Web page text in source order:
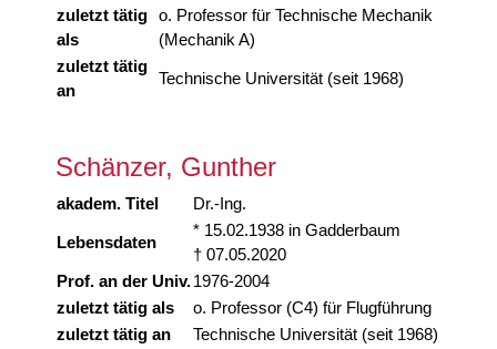
zuletzt tätig
als
o. Professor für Technische Mechanik
(Mechanik A)
zuletzt tätig
an
Technische Universität (seit 1968)
Schänzer, Gunther
akadem. Titel Dr.-Ing.
Lebensdaten
* 15.02.1938 in Gadderbaum
† 07.05.2020
Prof. an der Univ.1976-2004
zuletzt tätig als
o. Professor (C4) für Flugführung
zuletzt tätig an
Technische Universität (seit 1968)